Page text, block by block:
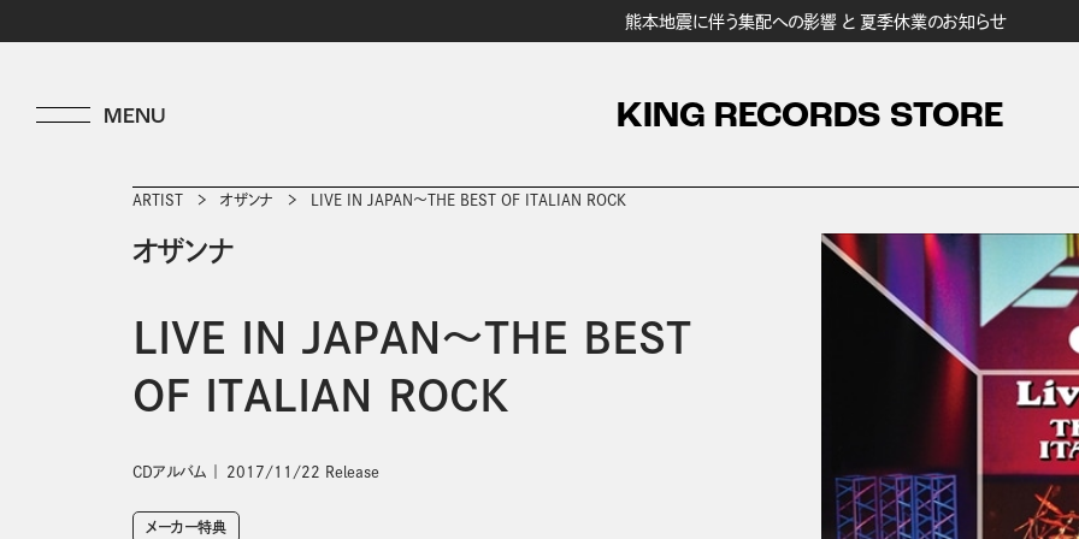
熊本地震に伴う集配への影響 と 夏季休業のお知らせ
KING RECORDS STORE
ARTIST オザンナ LIVE IN JAPAN～THE BEST OF ITALIAN ROCK
オザンナ
LIVE IN JAPAN～THE BEST
OF ITALIAN ROCK
CDアルバム 2017/11/22 Release
メーカー特典